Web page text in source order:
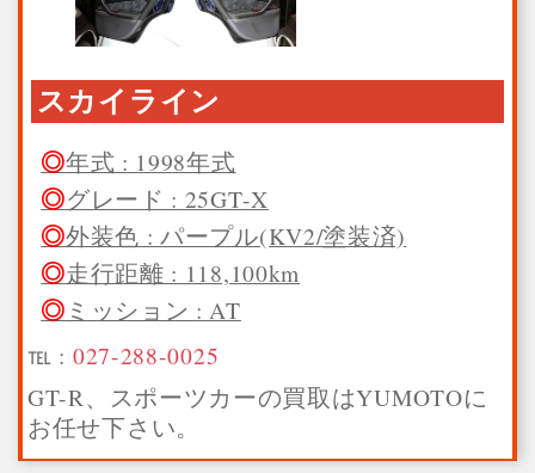
スカイライン
年式 : 1998年式
グレード : 25GT-X
外装色 : パープル(KV2/塗装済)
走行距離 : 118,100km
ミッション : AT
℡ : 027-288-0025
GT-R、スポーツカーの買取はYUMOTOに
お任せ下さい。